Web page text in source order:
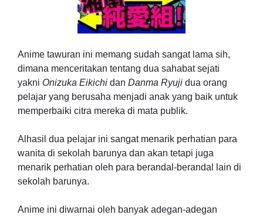
Anime tawuran ini memang sudah sangat lama sih,
dimana menceritakan tentang dua sahabat sejati
yakni Onizuka Eikichi dan Danma Ryuji dua orang
pelajar yang berusaha menjadi anak yang baik untuk
memperbaiki citra mereka di mata publik.
Alhasil dua pelajar ini sangat menarik perhatian para
wanita di sekolah barunya dan akan tetapi juga
menarik perhatian oleh para berandal-berandal lain di
sekolah barunya.
Anime ini diwarnai oleh banyak adegan-adegan